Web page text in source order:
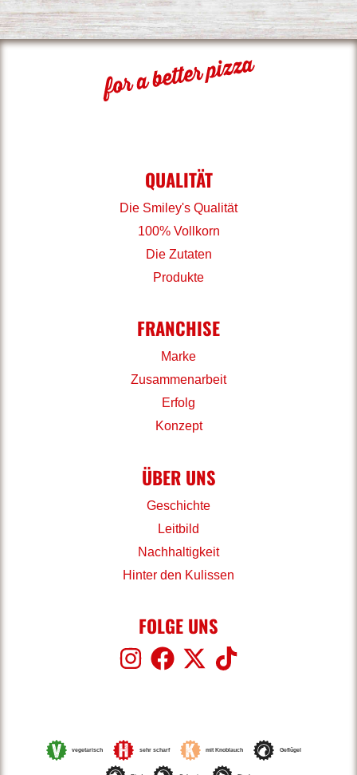
QUALITÄT
Die Smiley's Qualität
100% Vollkorn
Die Zutaten
Produkte
FRANCHISE
Marke
Zusammenarbeit
Erfolg
Konzept
ÜBER UNS
Geschichte
Leitbild
Nachhaltigkeit
Hinter den Kulissen
FOLGE UNS
vegetarisch sehr scharf mit Knoblauch Geflügel